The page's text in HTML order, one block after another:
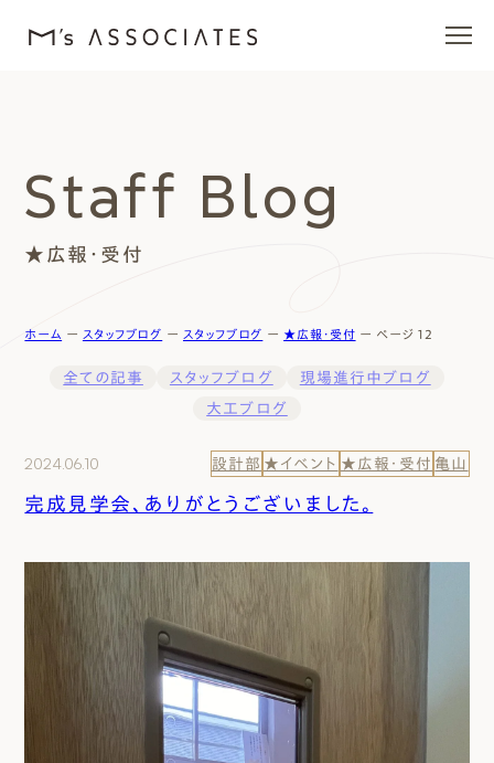
ラインナップ
エムズを愛する人たち
イベント・ブログ
エムズのこと
0120-40-6613
［受付時間］ 9:00～18:00
まずは相談する[無料]
モデルハウスを見る
★広報・受付
Staff Blog
ホーム ー スタッフブログ ー スタッフブログ ー ★広報・受付 ー ページ 12
全ての記事 スタッフブログ
現場進行中ブログ
大工ブログ
2024.06.10 設計部 ★イベント ★広報・受付 亀山
完成見学会、ありがとうございました。